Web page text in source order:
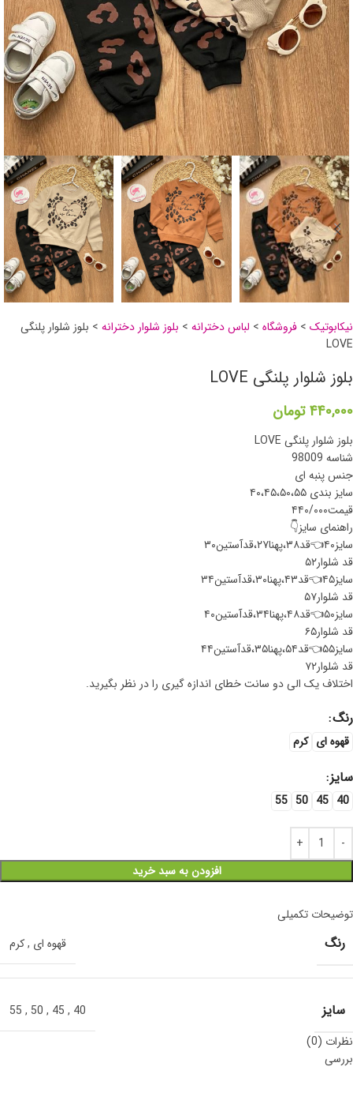
نیکابوتیک > فروشگاه > لباس دخترانه > بلوز شلوار دخترانه > بلوز شلوار پلنگی
LOVE
بلوز شلوار پلنگی LOVE
۴۴۰,۰۰۰ تومان
بلوز شلوار پلنگی LOVE
شناسه 98009
جنس پنبه ای
سایز بندی ۴۰،۴۵،۵۰،۵۵
قیمت۴۴۰/۰۰۰
راهنمای سایز👇
سایز۴۰👈قد۳۸،پهنا۲۷،قدآستین۳۰
قد شلوار۵۲
سایز۴۵👈قد۴۳،پهنا۳۰،قدآستین۳۴
قد شلوار۵۷
سایز۵۰👈قد۴۸،پهنا۳۴،قدآستین۴۰
قد شلوار۶۵
سایز۵۵👈قد۵۴،پهنا۳۵،قدآستین۴۴
قد شلوار۷۲
اختلاف یک الی دو سانت خطای اندازه گیری را در نظر بگیرید.
رنگ
قهوه ای کرم
سایز
40
45
50
55
افزودن به سبد خرید
توضیحات تکمیلی
رنگ قهوه ای ,کرم
سایز 40
,
45
,
50
,
55
نظرات (0)
بررسی